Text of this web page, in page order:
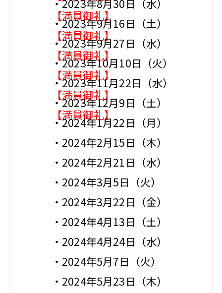
・2023年8月30日（水）
【満員御礼】
・2023年9月16日（土）
【満員御礼】
・2023年9月27日（水）
【満員御礼】
・2023年10月10日（火）
【満員御礼】
・2023年11月22日（水）
【満員御礼】
・2023年12月9日（土）
【満員御礼】
・2024年1月22日（月）
・2024年2月15日（木）
・2024年2月21日（水）
・2024年3月5日（火）
・2024年3月22日（金）
・2024年4月13日（土）
・2024年4月24日（水）
・2024年5月7日（火）
・2024年5月23日（木）